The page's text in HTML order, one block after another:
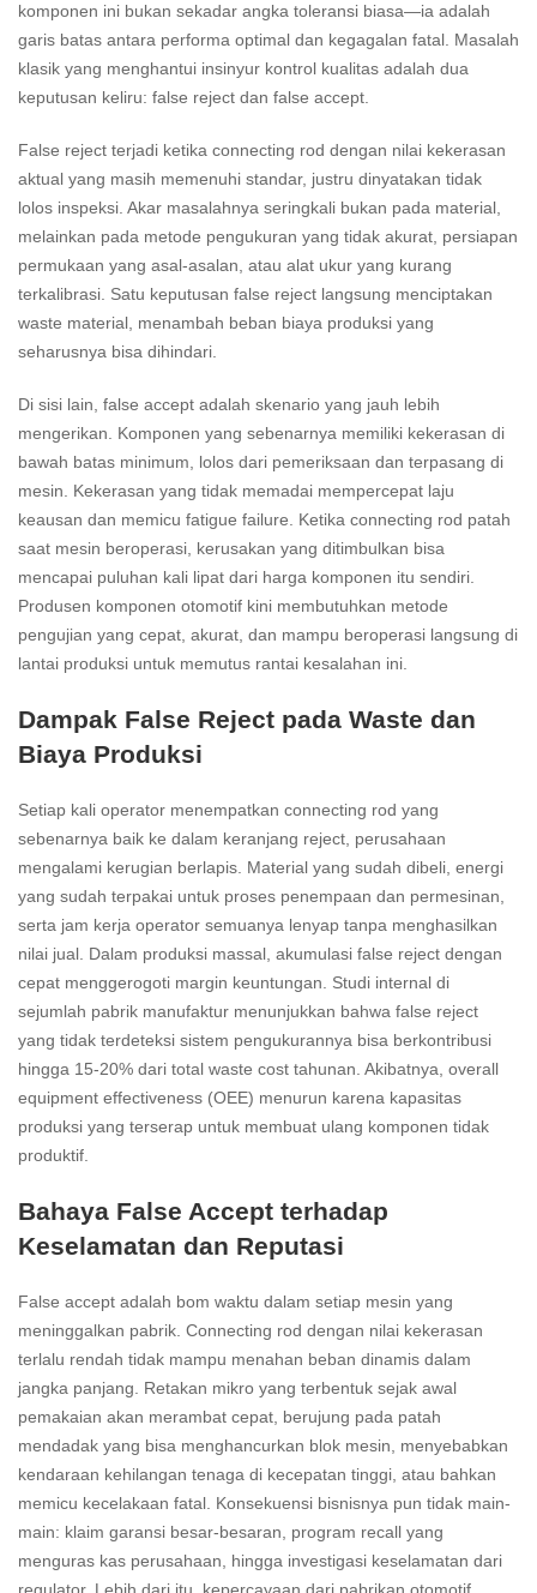
komponen ini bukan sekadar angka toleransi biasa—ia adalah
garis batas antara performa optimal dan kegagalan fatal. Masalah
klasik yang menghantui insinyur kontrol kualitas adalah dua
keputusan keliru: false reject dan false accept.
False reject terjadi ketika connecting rod dengan nilai kekerasan
aktual yang masih memenuhi standar, justru dinyatakan tidak
lolos inspeksi. Akar masalahnya seringkali bukan pada material,
melainkan pada metode pengukuran yang tidak akurat, persiapan
permukaan yang asal-asalan, atau alat ukur yang kurang
terkalibrasi. Satu keputusan false reject langsung menciptakan
waste material, menambah beban biaya produksi yang
seharusnya bisa dihindari.
Di sisi lain, false accept adalah skenario yang jauh lebih
mengerikan. Komponen yang sebenarnya memiliki kekerasan di
bawah batas minimum, lolos dari pemeriksaan dan terpasang di
mesin. Kekerasan yang tidak memadai mempercepat laju
keausan dan memicu fatigue failure. Ketika connecting rod patah
saat mesin beroperasi, kerusakan yang ditimbulkan bisa
mencapai puluhan kali lipat dari harga komponen itu sendiri.
Produsen komponen otomotif kini membutuhkan metode
pengujian yang cepat, akurat, dan mampu beroperasi langsung di
lantai produksi untuk memutus rantai kesalahan ini.
Dampak False Reject pada Waste dan
Biaya Produksi
Setiap kali operator menempatkan connecting rod yang
sebenarnya baik ke dalam keranjang reject, perusahaan
mengalami kerugian berlapis. Material yang sudah dibeli, energi
yang sudah terpakai untuk proses penempaan dan permesinan,
serta jam kerja operator semuanya lenyap tanpa menghasilkan
nilai jual. Dalam produksi massal, akumulasi false reject dengan
cepat menggerogoti margin keuntungan. Studi internal di
sejumlah pabrik manufaktur menunjukkan bahwa false reject
yang tidak terdeteksi sistem pengukurannya bisa berkontribusi
hingga 15-20% dari total waste cost tahunan. Akibatnya, overall
equipment effectiveness (OEE) menurun karena kapasitas
produksi yang terserap untuk membuat ulang komponen tidak
produktif.
Bahaya False Accept terhadap
Keselamatan dan Reputasi
False accept adalah bom waktu dalam setiap mesin yang
meninggalkan pabrik. Connecting rod dengan nilai kekerasan
terlalu rendah tidak mampu menahan beban dinamis dalam
jangka panjang. Retakan mikro yang terbentuk sejak awal
pemakaian akan merambat cepat, berujung pada patah
mendadak yang bisa menghancurkan blok mesin, menyebabkan
kendaraan kehilangan tenaga di kecepatan tinggi, atau bahkan
memicu kecelakaan fatal. Konsekuensi bisnisnya pun tidak main-
main: klaim garansi besar-besaran, program recall yang
menguras kas perusahaan, hingga investigasi keselamatan dari